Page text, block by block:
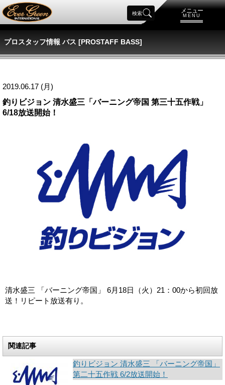
メニュー
MENU
検索
プロスタッフ情報 バス [PROSTAFF BASS]
2019.06.17 (月)
釣りビジョン 清水盛三「バーニング帝国 第三十五作戦」
6/18放送開始！
清水盛三 「バーニング帝国」 6月18日（火）21：00から初回放
送！リピート放送有り。
関連記事
釣りビジョン 清水盛三 「バーニング帝国」
第二十五作戦 6/2放送開始！